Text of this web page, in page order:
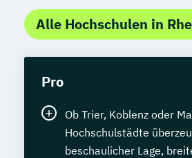
Alle Hochschulen in
Pro
Ob Trier, Koblenz oder
Hochschulstädte
beschaulicher Lage,